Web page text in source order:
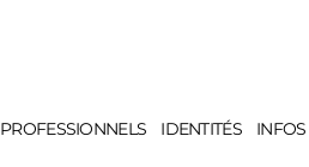
PROFESSIONNELS IDENTITÉS INFOS